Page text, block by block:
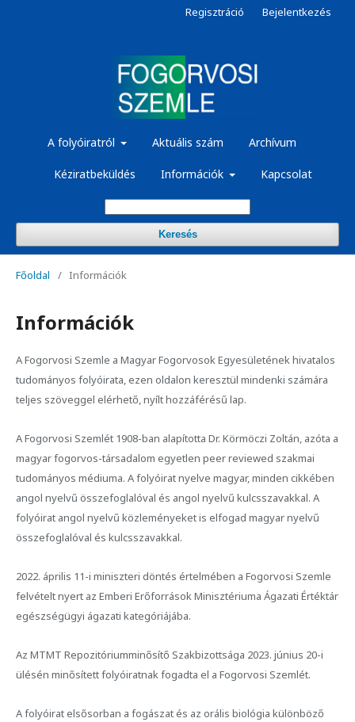
A folyóiratról Aktuális szám Archívum
Kéziratbeküldés Információk Kapcsolat
Keresés
Regisztráció Bejelentkezés
Főoldal / Információk
Információk
A Fogorvosi Szemle a Magyar Fogorvosok Egyesületének hivatalos
tudományos folyóirata, ezen oldalon keresztül mindenki számára
teljes szöveggel elérhető, nyílt hozzáférésű lap.
A Fogorvosi Szemlét 1908-ban alapította Dr. Körmöczi Zoltán, azóta a
magyar fogorvos-társadalom egyetlen peer reviewed szakmai
tudományos médiuma. A folyóirat nyelve magyar, minden cikkében
angol nyelvű összefoglalóval és angol nyelvű kulcsszavakkal. A
folyóirat angol nyelvű közleményeket is elfogad magyar nyelvű
összefoglalóval és kulcsszavakkal.
2022. április 11-i miniszteri döntés értelmében a Fogorvosi Szemle
felvételt nyert az Emberi Erőforrások Minisztériuma Ágazati Értéktár
egészségügyi ágazati kategóriájába.
Az MTMT Repozitóriumminősítő Szakbizottsága 2023. június 20-i
ülésén minősített folyóiratnak fogadta el a Fogorvosi Szemlét.
A folyóirat elsősorban a fogászat és az orális biológia különböző